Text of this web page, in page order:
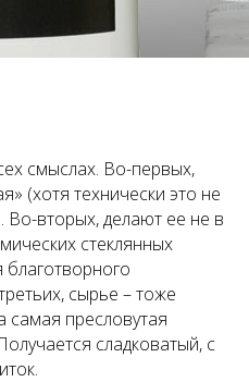
смыслах. Во-первых,
(хотя технически это не
Во-вторых, делают ее не в
стеклянных
благотворного
сырье – тоже
самая пресловутая
сладковатый, с